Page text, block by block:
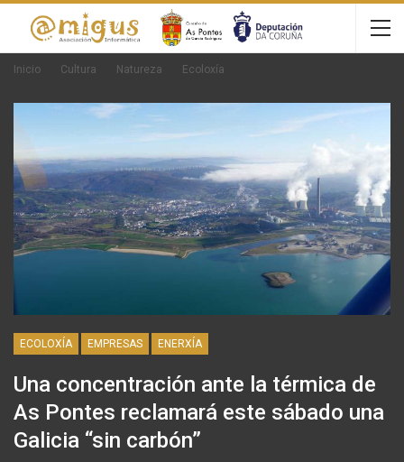
Inicio Cultura Natureza Ecoloxía
ECOLOXÍA EMPRESAS ENERXÍA
Una concentración ante la térmica de
As Pontes reclamará este sábado una
Galicia “sin carbón”